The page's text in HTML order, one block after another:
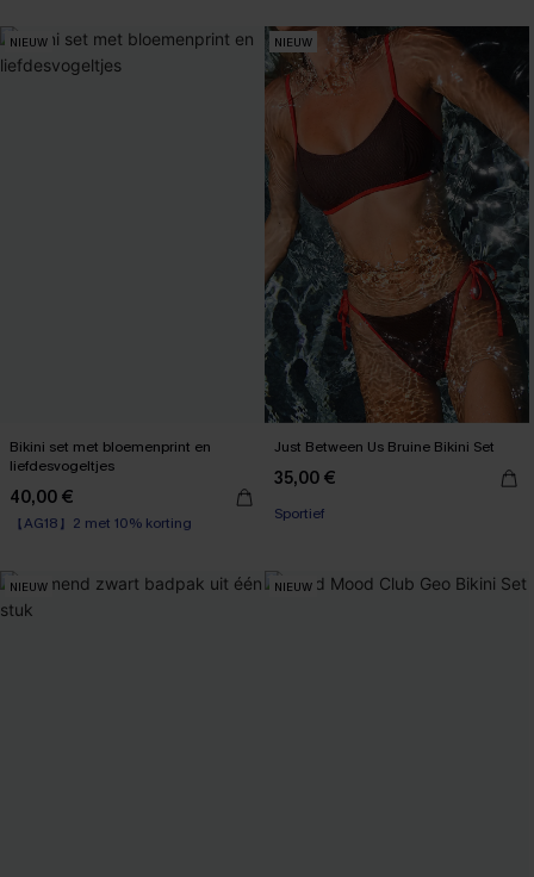
NIEUW
Bikini set met bloemenprint en
liefdesvogeltjes
40,00 €
【AG18】2 met 10% korting
High Waist
NIEUW
Just Between Us Bruine Bikini Set
35,00 €
Sportief
NIEUW NIEUW